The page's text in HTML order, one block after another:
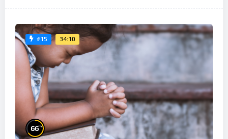
#15 34:10
66%